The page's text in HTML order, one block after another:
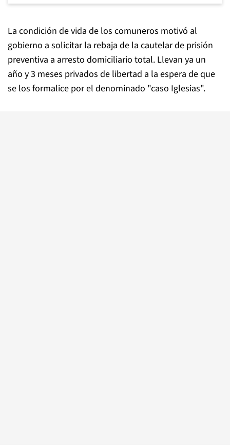
La condición de vida de los comuneros motivó al
gobierno a solicitar la rebaja de la cautelar de prisión
preventiva a arresto domiciliario total. Llevan ya un
año y 3 meses privados de libertad a la espera de que
se los formalice por el denominado "caso Iglesias".